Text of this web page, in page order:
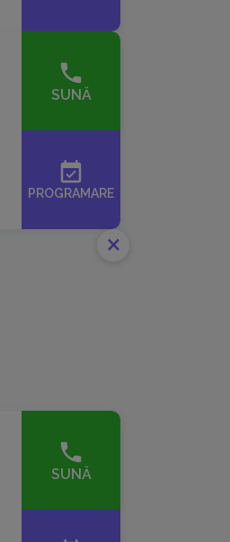
SUNĂ
event_available
PROGRAMARE
close
SUNĂ